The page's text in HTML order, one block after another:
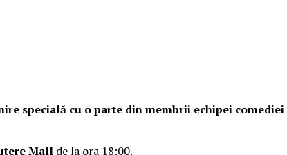
specială cu o parte din membrii echipei
Mall de la ora 18:00.